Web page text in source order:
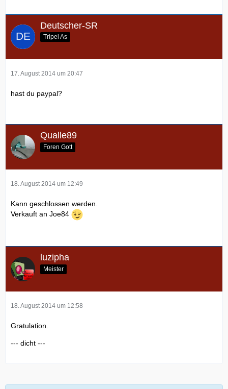
Deutscher-SR
Tripel As
17. August 2014 um 20:47
hast du paypal?
Qualle89
Foren Gott
18. August 2014 um 12:49
Kann geschlossen werden.
Verkauft an Joe84
luzipha
Meister
18. August 2014 um 12:58
Gratulation.
--- dicht ---